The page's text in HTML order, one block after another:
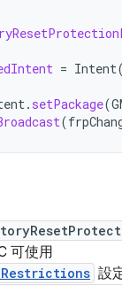
= Intent(
. setPackage(
(
可使用
設